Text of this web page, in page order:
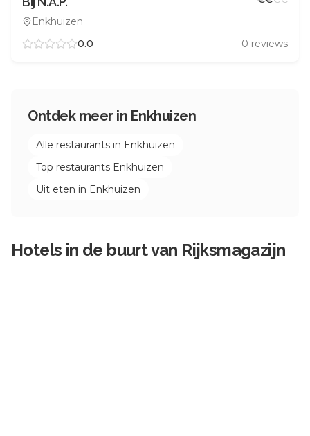
Enkhuizen
0.0 0 reviews
Ontdek meer in Enkhuizen
Alle restaurants in Enkhuizen
Top restaurants Enkhuizen
Uit eten in Enkhuizen
Hotels in de buurt van Rijksmagazijn